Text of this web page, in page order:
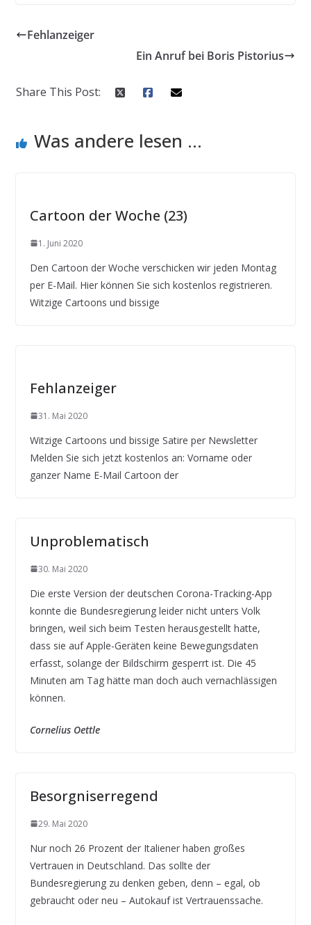
Fehlanzeiger
Ein Anruf bei Boris Pistorius
Share This Post:
Was andere lesen ...
Cartoon der Woche (23)
1. Juni 2020
Den Cartoon der Woche verschicken wir jeden Montag
per E-Mail. Hier können Sie sich kostenlos registrieren.
Witzige Cartoons und bissige
Fehlanzeiger
31. Mai 2020
Witzige Cartoons und bissige Satire per Newsletter
Melden Sie sich jetzt kostenlos an: Vorname oder
ganzer Name E-Mail Cartoon der
Unproblematisch
30. Mai 2020
Die erste Version der deutschen Corona-Tracking-App
konnte die Bundesregierung leider nicht unters Volk
bringen, weil sich beim Testen herausgestellt hatte,
dass sie auf Apple-Geräten keine Bewegungsdaten
erfasst, solange der Bildschirm gesperrt ist. Die 45
Minuten am Tag hätte man doch auch vernachlässigen
können.
Cornelius Oettle
Besorgniserregend
29. Mai 2020
Nur noch 26 Prozent der Italiener haben großes
Vertrauen in Deutschland. Das sollte der
Bundesregierung zu denken geben, denn – egal, ob
gebraucht oder neu – Autokauf ist Vertrauenssache.